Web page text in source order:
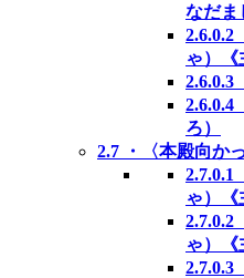
なだま
2.6.0.2
ゃ）《
2.6.0.3
2.6.0.4
ろ）
2.7 ・〈本殿向か
2.7.0.1
ゃ）《
2.7.0.2
ゃ）《
2.7.0.3